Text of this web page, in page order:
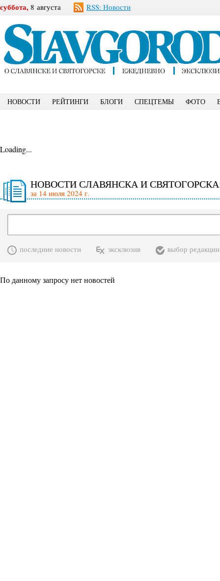
суббота, 8 августа RSS: Новости
НОВОСТИ РЕЙТИНГИ БЛОГИ СПЕЦТЕМЫ ФОТО
Loading...
НОВОСТИ СЛАВЯНСКА И
за 14 июля 2024 г.
последние новости эксклюзив выбор редакции
По данному запросу нет новостей